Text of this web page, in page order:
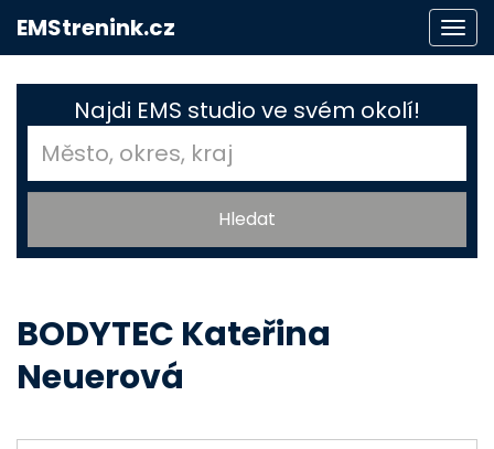
EMStrenink.cz
Najdi EMS studio ve svém okolí!
BODYTEC Kateřina
Neuerová